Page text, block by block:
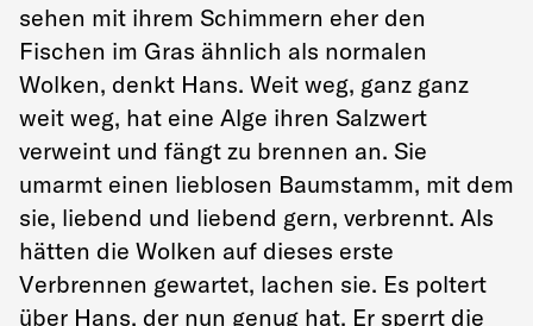
sehen mit ihrem Schimmern eher den
Fischen im Gras ähnlich als normalen
Wolken, denkt Hans. Weit weg, ganz ganz
weit weg, hat eine Alge ihren Salzwert
verweint und fängt zu brennen an. Sie
umarmt einen lieblosen Baumstamm, mit dem
sie, liebend und liebend gern, verbrennt. Als
hätten die Wolken auf dieses erste
Verbrennen gewartet, lachen sie. Es poltert
über Hans, der nun genug hat. Er sperrt die